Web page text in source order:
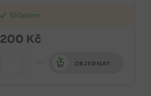
Skladem
200 Kč
OBJEDNAT